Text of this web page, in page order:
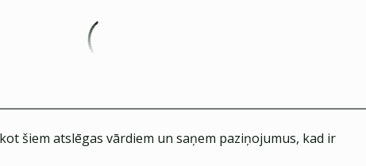
šiem atslēgas vārdiem un saņem paziņojumus, kad ir